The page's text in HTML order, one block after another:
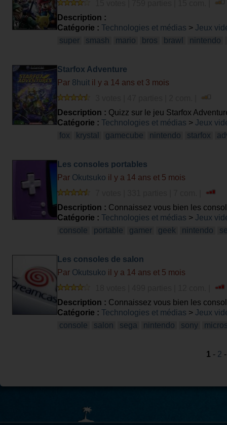
Description :
Catégorie : Technologies et médias > Jeux
super
smash mario bros brawl nintendo
Starfox Adventure
Par 8huit il y a 14 ans et 3 mois
Description : Quizz sur le jeu Starfox
Catégorie : Technologies et médias > Jeux
fox
krystal gamecube nintendo starfox
Les consoles portables
Par Okutsuko il y a 14 ans et 5 mois
Description : Connaissez vous bien les
Catégorie : Technologies et médias > Jeux
console
portable gamer geek nintendo
Les consoles de salon
Par Okutsuko il y a 14 ans et 5 mois
Description : Connaissez vous bien les
Catégorie : Technologies et médias > Jeux
console
salon sega nintendo sony
1 - 2